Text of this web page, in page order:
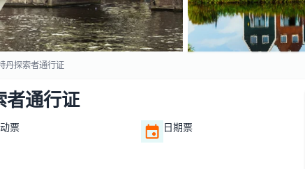
丹探索者通行证
通行证
票 日期票